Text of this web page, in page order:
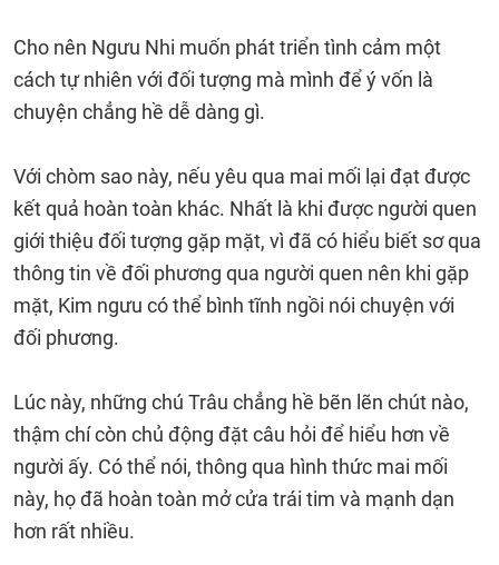
Cho nên Ngưu Nhi muốn phát triển tình cảm một
cách tự nhiên với đối tượng mà mình để ý vốn là
chuyện chẳng hề dễ dàng gì.
Với chòm sao này, nếu yêu qua mai mối lại đạt được
kết quả hoàn toàn khác. Nhất là khi được người quen
giới thiệu đối tượng gặp mặt, vì đã có hiểu biết sơ qua
thông tin về đối phương qua người quen nên khi gặp
mặt, Kim ngưu có thể bình tĩnh ngồi nói chuyện với
đối phương.
Lúc này, những chú Trâu chẳng hề bẽn lẽn chút nào,
thậm chí còn chủ động đặt câu hỏi để hiểu hơn về
người ấy. Có thể nói, thông qua hình thức mai mối
này, họ đã hoàn toàn mở cửa trái tim và mạnh dạn
hơn rất nhiều.